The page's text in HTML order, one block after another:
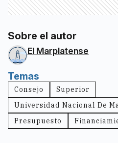
Sobre el autor
El Marplatense
Temas
Consejo
Superior
Universidad Nacional De
Presupuesto